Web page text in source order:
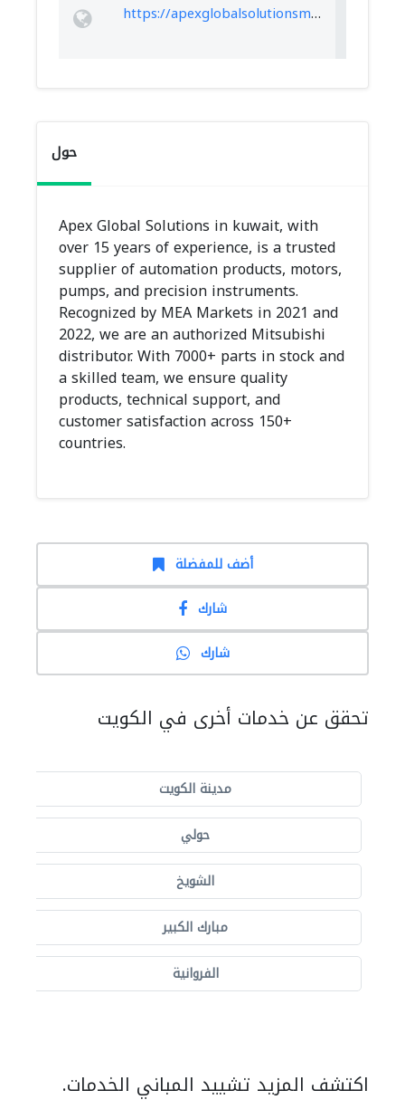
https://apexglobalsolutionsme.com/kuwait/
حول
Apex Global Solutions in kuwait, with
over 15 years of experience, is a trusted
supplier of automation products, motors,
pumps, and precision instruments.
Recognized by MEA Markets in 2021 and
2022, we are an authorized Mitsubishi
distributor. With 7000+ parts in stock and
a skilled team, we ensure quality
products, technical support, and
customer satisfaction across 150+
countries.
أضف للمفضلة
شارك
شارك
تحقق عن خدمات أخرى في الكويت
مدينة الكويت
حولي
الشويخ
مبارك الكبير
الفروانية
اكتشف المزيد تشييد المباني الخدمات.